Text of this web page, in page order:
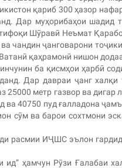
қариб 300 ҳазор
Дар муҳорибаҳои шадид
Шӯравӣ Неъмат
чандин ҷанговарони
қаҳрамонӣ нишон
ба қисмҳои ҳарбӣ
Дар давраи ҷанг халқи
метр газвор ва дигар
40750 пуд ғалладона
сӯм ва барои сохтмони
расмии ИҶШС эълон
ҳамчун Рӯзи Ғалабaи